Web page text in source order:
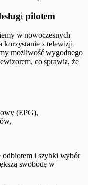
pilotem
w nowoczesnych
korzystanie z telewizji.
możliwość wygodnego
co sprawia, że
(EPG),
odbiorem i szybki wybór
swobodę w